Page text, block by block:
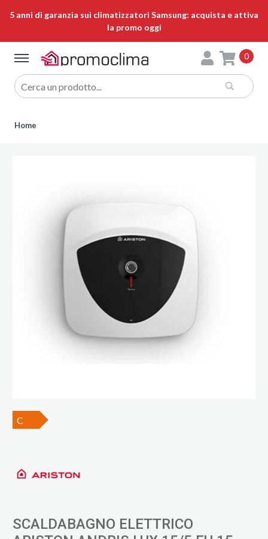
5 anni di garanzia sui climatizzatori Samsung: acquista e attiva
la promo oggi
0
Home
C
SCALDABAGNO ELETTRICO